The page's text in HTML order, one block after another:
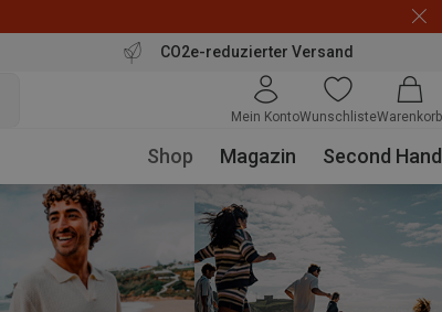
CO2e-reduzierter Versand
Mein KontoWunschlisteWarenkorb
Shop Magazin Second Hand